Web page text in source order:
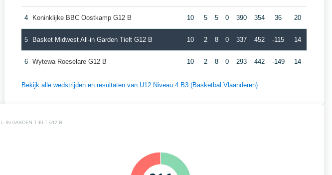
4 Koninklijke BBC Oostkamp G12 B 10 5 5 0 390 354 36 20
5 Basket Midwest All-in Garden Tielt G12 B 10 2 8 0 337 452 -115 14
6 Wytewa Roeselare G12 B 10 2 8 0 293 442 -149 14
Bekijk alle wedstrijden en resultaten van U12 Niveau 4 B3 (Basketbal Vlaanderen)
IN GARDEN TIELT G12 B